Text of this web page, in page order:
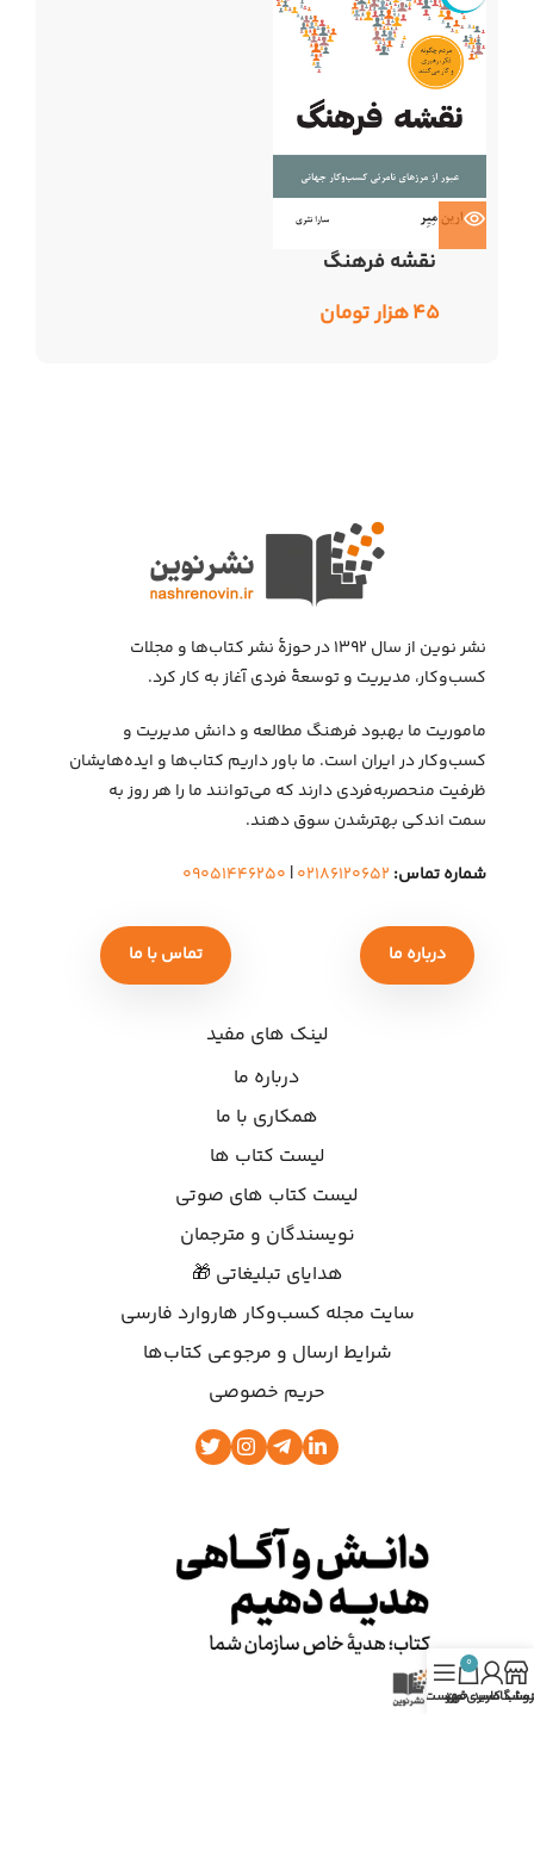
نقشه فرهنگ
۴۵هزار تومان
نشر نوین از سال ۱۳۹۲ در حوزهٔ نشر کتاب‌ها و مجلات
کسب‌وکار، مدیریت و توسعهٔ فردی آغاز به کار کرد.
ماموریت ما بهبود فرهنگ مطالعه و دانش مدیریت و
کسب‌وکار در ایران است. ما باور داریم کتاب‌ها و ایده‌هایشان
ظرفیت منحصربه‌فردی دارند که می‌توانند ما را هر روز به
سمت اندکی بهتر‌شدن سوق دهند.
شماره تماس: ۰۲۱۸۶۱۲۰۶۵۲| ۰۹۰۵۱۴۴۶۲۵۰
درباره ما تماس با ما
لینک های مفید
درباره ما
همکاری با ما
لیست کتاب ها
لیست کتاب های صوتی
نویسندگان و مترجمان
هدایای تبلیغاتی 🎁
سایت مجله کسب‌وکار هاروارد فارسی
شرایط ارسال و مرجوعی کتاب‌ها
حریم خصوصی
کاربری من
0
سبد خریدفهرست